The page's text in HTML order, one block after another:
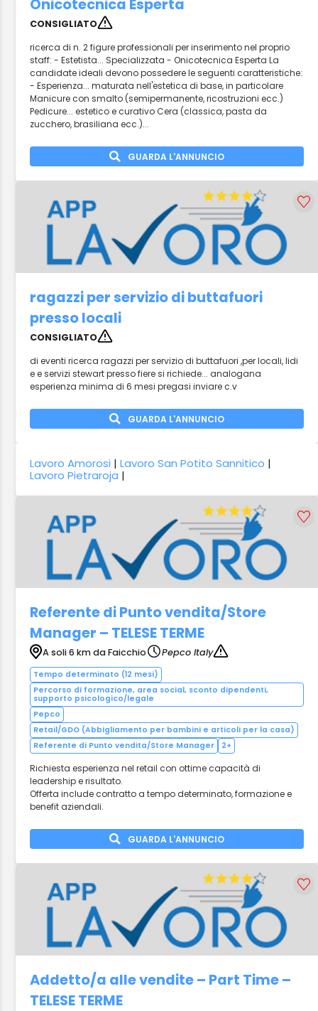
Onicotecnica Esperta
CONSIGLIATO
ricerca di n. 2 figure professionali per inserimento nel proprio
staff: - Estetista... Specializzata - Onicotecnica Esperta La
candidate ideali devono possedere le seguenti caratteristiche:
- Esperienza... maturata nell'estetica di base, in particolare
Manicure con smalto (semipermanente, ricostruzioni ecc.)
Pedicure... estetico e curativo Cera (classica, pasta da
zucchero, brasiliana ecc.)...
GUARDA L'ANNUNCIO
ragazzi per servizio di buttafuori
presso locali
CONSIGLIATO
di eventi ricerca ragazzi per servizio di buttafuori ,per locali, lidi
e e servizi stewart presso fiere si richiede... analogana
esperienza minima di 6 mesi pregasi inviare c.v
GUARDA L'ANNUNCIO
Lavoro Amorosi |Lavoro San Potito Sannitico |
Lavoro Pietraroja |
Referente di Punto vendita/Store
Manager – TELESE TERME
A soli 6 km da Faicchio Pepco Italy
Tempo determinato (12 mesi)
Percorso di formazione, area social, sconto dipendenti,
supporto psicologico/legale
Pepco
Retail/GDO (Abbigliamento per bambini e articoli per la casa)
Referente di Punto vendita/Store Manager
2+
Richiesta esperienza nel retail con ottime capacità di
leadership e risultato.
Offerta include contratto a tempo determinato, formazione e
benefit aziendali.
GUARDA L'ANNUNCIO
Addetto/a alle vendite – Part Time –
TELESE TERME